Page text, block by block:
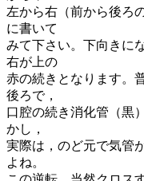
左から右（前から後ろ
に書いて
みて下さい。下向きに
右が上の
赤の続きとなります。
後ろで，
口腔の続き消化管（黒
かし，
実際は，のど元で気管
よね。